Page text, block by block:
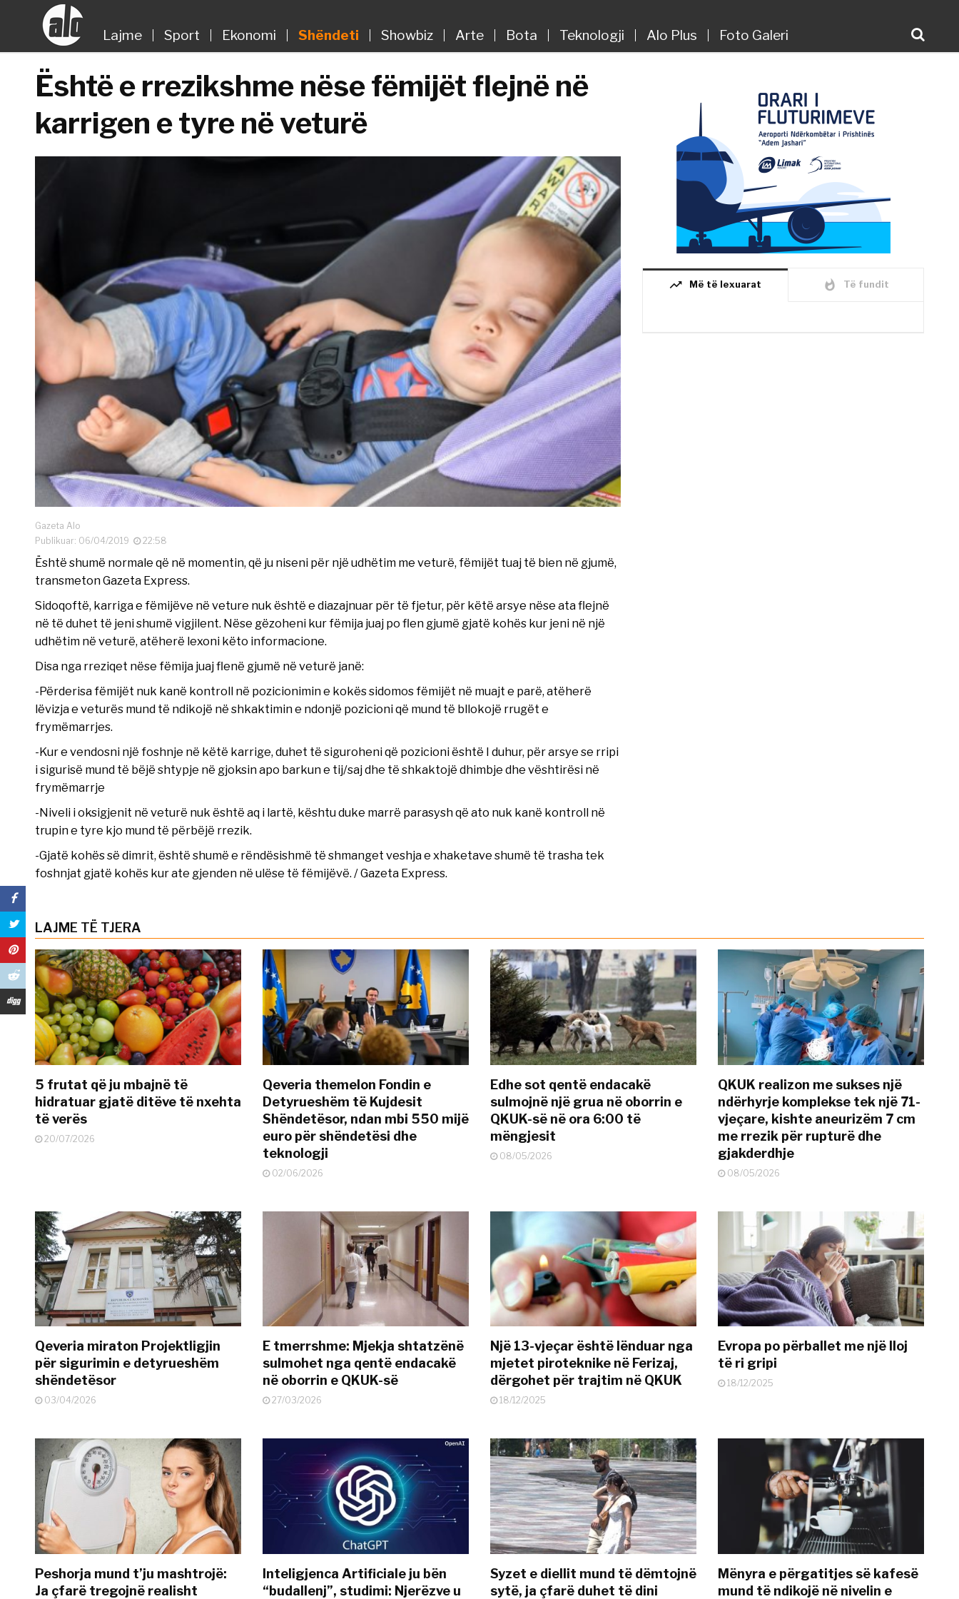
Lajme Sport Ekonomi Shëndeti Showbiz Arte Bota Teknologji Alo Plus Foto Galeri
Është e rrezikshme nëse fëmijët flejnë në
karrigen e tyre në veturë
Gazeta Alo
Publikuar: 06/04/2019
22:58
Është shumë normale që në momentin, që ju niseni për një udhëtim me veturë, fëmijët tuaj të bien në gjumë,
transmeton Gazeta Express.
Sidoqoftë, karriga e fëmijëve në veture nuk është e diazajnuar për të fjetur, për këtë arsye nëse ata flejnë
në të duhet të jeni shumë vigjilent. Nëse gëzoheni kur fëmija juaj po flen gjumë gjatë kohës kur jeni në një
udhëtim në veturë, atëherë lexoni këto informacione.
Disa nga rreziqet nëse fëmija juaj flenë gjumë në veturë janë:
-Përderisa fëmijët nuk kanë kontroll në pozicionimin e kokës sidomos fëmijët në muajt e parë, atëherë
lëvizja e veturës mund të ndikojë në shkaktimin e ndonjë pozicioni që mund të bllokojë rrugët e
frymëmarrjes.
-Kur e vendosni një foshnje në këtë karrige, duhet të siguroheni që pozicioni është I duhur, për arsye se rripi
i sigurisë mund të bëjë shtypje në gjoksin apo barkun e tij/saj dhe të shkaktojë dhimbje dhe vështirësi në
frymëmarrje
-Niveli i oksigjenit në veturë nuk është aq i lartë, kështu duke marrë parasysh që ato nuk kanë kontroll në
trupin e tyre kjo mund të përbëjë rrezik.
-Gjatë kohës së dimrit, është shumë e rëndësishmë të shmanget veshja e xhaketave shumë të trasha tek
foshnjat gjatë kohës kur ate gjenden në ulëse të fëmijëvë. / Gazeta Express.
trending_up Më të lexuarat whatshot Të fundit
LAJME TË TJERA
5 frutat që ju mbajnë të
hidratuar gjatë ditëve të nxehta
të verës
20/07/2026
Qeveria themelon Fondin e
Detyrueshëm të Kujdesit
Shëndetësor, ndan mbi 550 mijë
euro për shëndetësi dhe
teknologji
02/06/2026
Edhe sot qentë endacakë
sulmojnë një grua në oborrin e
QKUK-së në ora 6:00 të
mëngjesit
08/05/2026
QKUK realizon me sukses një
ndërhyrje komplekse tek një 71-
vjeçare, kishte aneurizëm 7 cm
me rrezik për rupturë dhe
gjakderdhje
08/05/2026
Qeveria miraton Projektligjin
për sigurimin e detyrueshëm
shëndetësor
03/04/2026
E tmerrshme: Mjekja shtatzënë
sulmohet nga qentë endacakë
në oborrin e QKUK-së
27/03/2026
Një 13-vjeçar është lënduar nga
mjetet piroteknike në Ferizaj,
dërgohet për trajtim në QKUK
18/12/2025
Evropa po përballet me një lloj
të ri gripi
18/12/2025
Peshorja mund t’ju mashtrojë:
Ja çfarë tregojnë realisht
Inteligjenca Artificiale ju bën
“budallenj”, studimi: Njerëzve u
Syzet e diellit mund të dëmtojnë
sytë, ja çfarë duhet të dini
Mënyra e përgatitjes së kafesë
mund të ndikojë në nivelin e